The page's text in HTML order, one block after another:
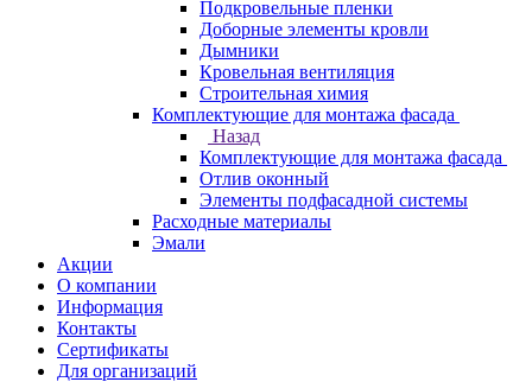
Подкровельные пленки
Доборные элементы кровли
Дымники
Кровельная вентиляция
Строительная химия
Комплектующие для монтажа фасада
Назад
Комплектующие для монтажа фасада
Отлив оконный
Элементы подфасадной системы
Расходные материалы
Эмали
Акции
О компании
Информация
Контакты
Сертификаты
Для организаций